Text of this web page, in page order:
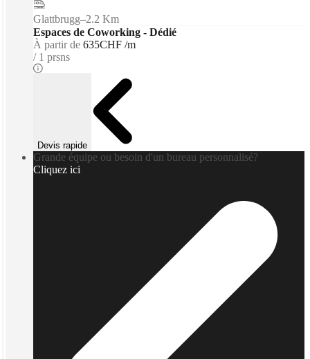
Glattbrugg–2.2 Km
Espaces de Coworking - Dédié
À partir de 635CHF /m
1 prsns
Devis rapide
Grande équipe ou besoin d'un bureau personnalisé?
Cliquez ici